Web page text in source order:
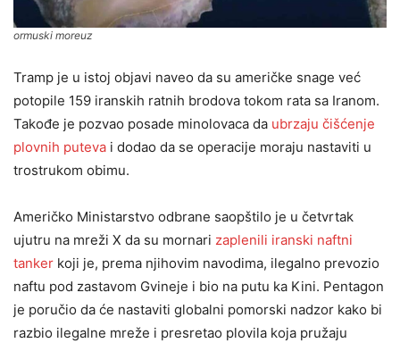
ormuski moreuz
Tramp je u istoj objavi naveo da su američke snage već
potopile 159 iranskih ratnih brodova tokom rata sa Iranom.
Takođe je pozvao posade minolovaca da ubrzaju čišćenje
plovnih puteva i dodao da se operacije moraju nastaviti u
trostrukom obimu.
Američko Ministarstvo odbrane saopštilo je u četvrtak
ujutru na mreži X da su mornari zaplenili iranski naftni
tanker koji je, prema njihovim navodima, ilegalno prevozio
naftu pod zastavom Gvineje i bio na putu ka Kini. Pentagon
je poručio da će nastaviti globalni pomorski nadzor kako bi
razbio ilegalne mreže i presretao plovila koja pružaju